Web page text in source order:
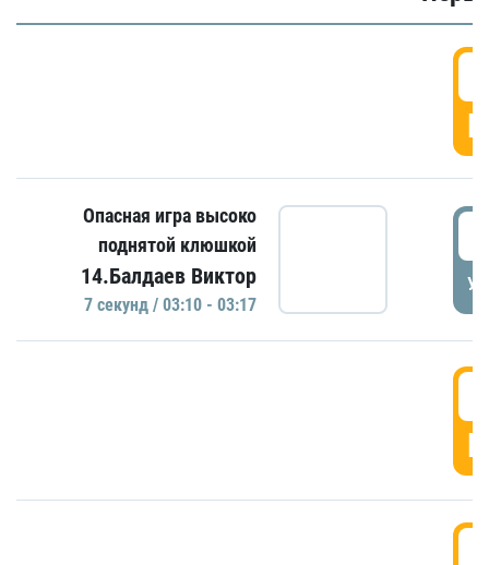
Опасная игра высоко
поднятой клюшкой
14.Балдаев Виктор
7 секунд / 03:10 - 03:17